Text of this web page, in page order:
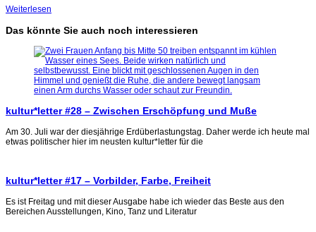
Weiterlesen
Das könnte Sie auch noch interessieren
kultur*letter #28 – Zwischen Erschöpfung und Muße
Am 30. Juli war der diesjährige Erdüberlastungstag. Daher werde ich heute mal
etwas politischer hier im neusten kultur*letter für die
kultur*letter #17 – Vorbilder, Farbe, Freiheit
Es ist Freitag und mit dieser Ausgabe habe ich wieder das Beste aus den
Bereichen Ausstellungen, Kino, Tanz und Literatur